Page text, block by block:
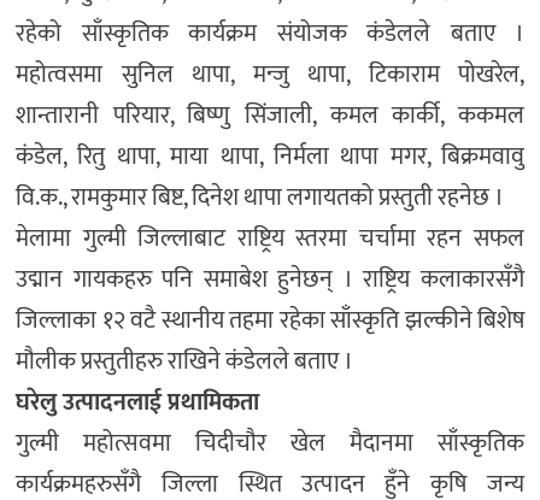
रहेको साँस्कृतिक कार्यक्रम संयोजक कंडेलले बताए ।
महोत्वसमा सुनिल थापा, मन्जु थापा, टिकाराम पोखरेल,
शान्तारानी परियार, बिष्णु सिंजाली, कमल कार्की, ककमल
कंडेल, रितु थापा, माया थापा, निर्मला थापा मगर, बिक्रमवावु
वि.क., रामकुमार बिष्ट, दिनेश थापा लगायतको प्रस्तुती रहनेछ ।
मेलामा गुल्मी जिल्लाबाट राष्ट्रिय स्तरमा चर्चामा रहन सफल
उद्मान गायकहरु पनि समाबेश हुनेछन् । राष्ट्रिय कलाकारसँगै
जिल्लाका १२ वटै स्थानीय तहमा रहेका साँस्कृति झल्कीने बिशेष
मौलीक प्रस्तुतीहरु राखिने कंडेलले बताए ।
घरेलु उत्पादनलाई प्रथामिकता
गुल्मी महोत्सवमा चिदीचौर खेल मैदानमा साँस्कृतिक
कार्यक्रमहरुसँगै जिल्ला स्थित उत्पादन हुँने कृषि जन्य